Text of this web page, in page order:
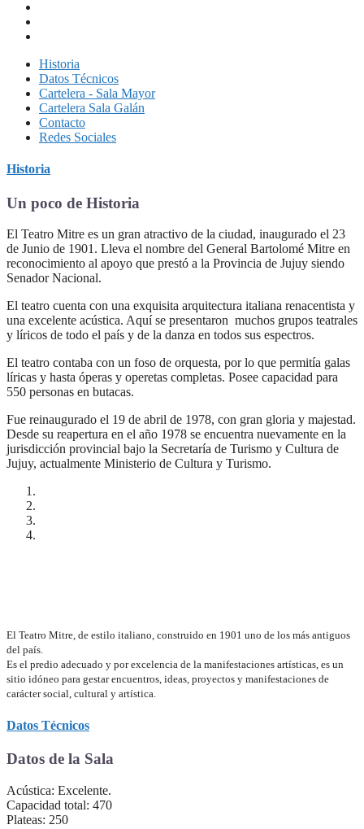
Historia
Datos Técnicos
Cartelera - Sala Mayor
Cartelera Sala Galán
Contacto
Redes Sociales
Historia
Un poco de Historia
El Teatro Mitre es un gran atractivo de la ciudad, inaugurado el 23
de Junio de 1901. Lleva el nombre del General Bartolomé Mitre en
reconocimiento al apoyo que prestó a la Provincia de Jujuy siendo
Senador Nacional.
El teatro cuenta con una exquisita arquitectura italiana renacentista y
una excelente acústica. Aquí se presentaron muchos grupos teatrales
y líricos de todo el país y de la danza en todos sus espectros.
El teatro contaba con un foso de orquesta, por lo que permitía galas
líricas y hasta óperas y operetas completas. Posee capacidad para
550 personas en butacas.
Fue reinaugurado el 19 de abril de 1978, con gran gloria y majestad.
Desde su reapertura en el año 1978 se encuentra nuevamente en la
jurisdicción provincial bajo la Secretaría de Turismo y Cultura de
Jujuy, actualmente Ministerio de Cultura y Turismo.
El Teatro Mitre, de estilo italiano, construido en 1901 uno de los más antiguos
del país.
Es el predio adecuado y por excelencia de la manifestaciones artísticas, es un
sitio idóneo para gestar encuentros, ideas, proyectos y manifestaciones de
carácter social, cultural y artística.
Datos Técnicos
Datos de la Sala
Acústica: Excelente.
Capacidad total: 470
Plateas: 250